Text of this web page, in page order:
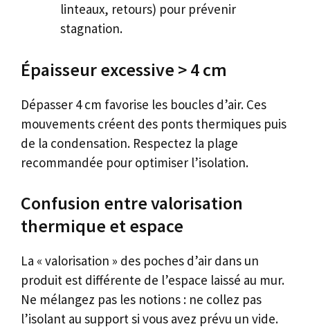
linteaux, retours) pour prévenir
stagnation.
Épaisseur excessive > 4 cm
Dépasser 4 cm favorise les boucles d’air. Ces
mouvements créent des ponts thermiques puis
de la condensation. Respectez la plage
recommandée pour optimiser l’isolation.
Confusion entre valorisation
thermique et espace
La « valorisation » des poches d’air dans un
produit est différente de l’espace laissé au mur.
Ne mélangez pas les notions : ne collez pas
l’isolant au support si vous avez prévu un vide.